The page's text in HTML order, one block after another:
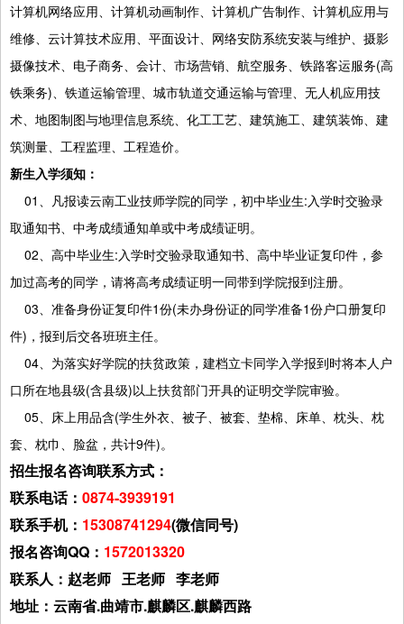
计算机网络应用、计算机动画制作、计算机广告制作、计算机应用与
维修、云计算技术应用、平面设计、网络安防系统安装与维护、摄影
摄像技术、电子商务、会计、市场营销、航空服务、铁路客运服务(高
铁乘务)、铁道运输管理、城市轨道交通运输与管理、无人机应用技
术、地图制图与地理信息系统、化工工艺、建筑施工、建筑装饰、建
筑测量、工程监理、工程造价。
新生入学须知：
01、凡报读云南工业技师学院的同学，初中毕业生:入学时交验录
取通知书、中考成绩通知单或中考成绩证明。
02、高中毕业生:入学时交验录取通知书、高中毕业证复印件，参
加过高考的同学，请将高考成绩证明一同带到学院报到注册。
03、准备身份证复印件1份(未办身份证的同学准备1份户口册复印
件)，报到后交各班班主任。
04、为落实好学院的扶贫政策，建档立卡同学入学报到时将本人户
口所在地县级(含县级)以上扶贫部门开具的证明交学院审验。
05、床上用品含(学生外衣、被子、被套、垫棉、床单、枕头、枕
套、枕巾、脸盆，共计9件)。
招生报名咨询联系方式：
联系电话： 0874-3939191
联系手机： 15308741294(微信同号)
报名咨询QQ： 1572013320
联系人：赵老师 王老师 李老师
地址：云南省.曲靖市.麒麟区.麒麟西路